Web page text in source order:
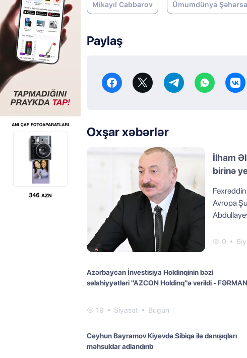
Mikayıl Cabbarov Ümumdünya
Paylaş
Oxşar xəbərlər
İlham
birinə
Avropa
0
Azərbaycan İnvestisiya Holdinqinin bəzi
səlahiyyətləri "AZCON Holdinq"ə verildi - FƏRMAN
19 Siyasət Bugün
Ceyhun Bayramov Kiyevdə Sibiqa ilə danışıqları
məhsuldar adlandırıb